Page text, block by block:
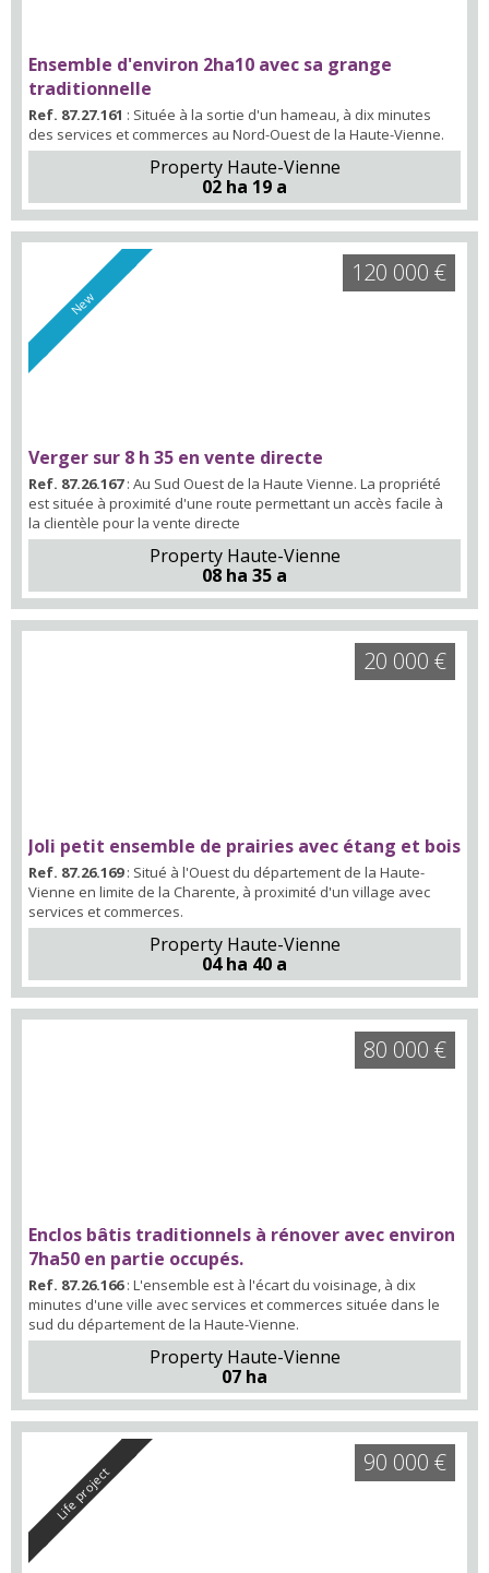
Ensemble d'environ 2ha10 avec sa grange
traditionnelle
Ref. 87.27.161 : Située à la sortie d'un hameau, à dix minutes
des services et commerces au Nord-Ouest de la Haute-Vienne.
Property Haute-Vienne
02 ha 19 a
New
Verger sur 8 h 35 en vente directe
Ref. 87.26.167: Au Sud Ouest de la Haute Vienne. La propriété
est située à proximité d'une route permettant un accès facile à
la clientèle pour la vente directe
Property Haute-Vienne
08 ha 35 a
120 000 €
Joli petit ensemble de prairies avec étang et bois
Ref. 87.26.169: Situé à l'Ouest du département de la Haute-
Vienne en limite de la Charente, à proximité d'un village avec
services et commerces.
Property Haute-Vienne
04 ha 40 a
20 000 €
Enclos bâtis traditionnels à rénover avec environ
7ha50 en partie occupés.
Ref. 87.26.166: L'ensemble est à l'écart du voisinage, à dix
minutes d'une ville avec services et commerces située dans le
sud du département de la Haute-Vienne.
Property Haute-Vienne
07 ha
80 000 €
Life project
90 000 €